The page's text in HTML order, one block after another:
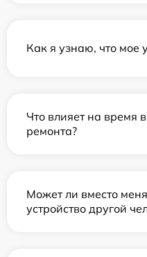
Как я узнаю, что мое
Что влияет на время
ремонта?
Может ли вместо
устройство другой